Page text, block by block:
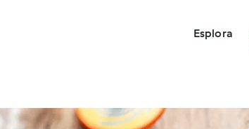
Esplora